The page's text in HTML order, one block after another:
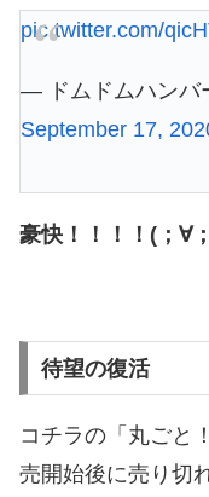
pic.twitter.com/
— ドムドムハンバ
September 17,
豪快！！！！(；∀
待望の復活
コチラの「丸ごと
売開始後に売り切